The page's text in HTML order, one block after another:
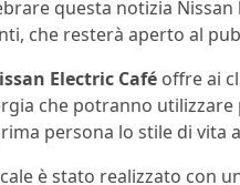
questa notizia
che resterà aperto al
Electric Café offre ai
che potranno utilizzare
persona lo stile di vita
è stato realizzato con